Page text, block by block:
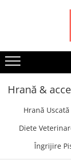
Câini
Hrană Uscată Câini
Câine Junior
Câine Senior
Hrană Umedă
Câine Junior
Câine Adult
Hrană &
Hrană Uscată
Diete
Îngrijire